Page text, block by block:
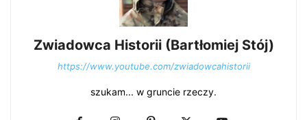
Zwiadowca Historii (Bartłomiej Stój)
https://www.youtube.com/zwiadowcahistorii
szukam... w gruncie rzeczy.